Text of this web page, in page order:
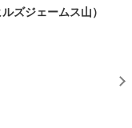
ズジェームス山）